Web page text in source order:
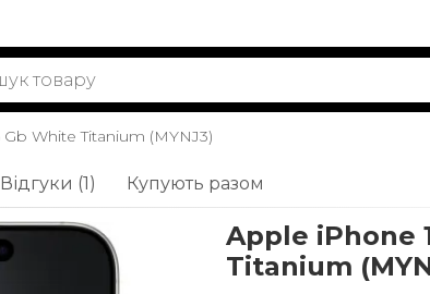
White Titanium (MYNJ3)
Відгуки (1) Купують разом
Apple iPhone
Titanium